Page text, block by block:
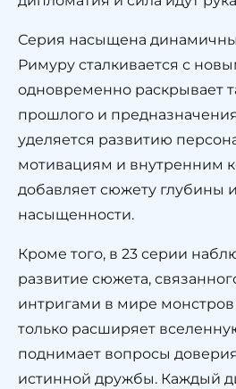
Серия насыщена
Римуру сталкивается с
одновременно раскрывает
прошлого и
уделяется развитию
мотивациям и внутренним
добавляет сюжету глубины
насыщенности.
Кроме того, в 23 серии
развитие сюжета,
интригами в мире
только расширяет
поднимает вопросы
истинной дружбы. Каждый